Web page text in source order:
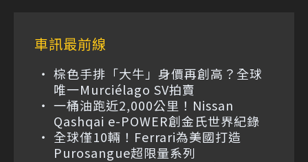
車訊最前線
棕色手排「大牛」身價再創高？全球
唯一Murciélago SV拍賣
一桶油跑近2,000公里！Nissan
Qashqai e-POWER創金氏世界紀錄
全球僅10輛！Ferrari為美國打造
Purosangue超限量系列